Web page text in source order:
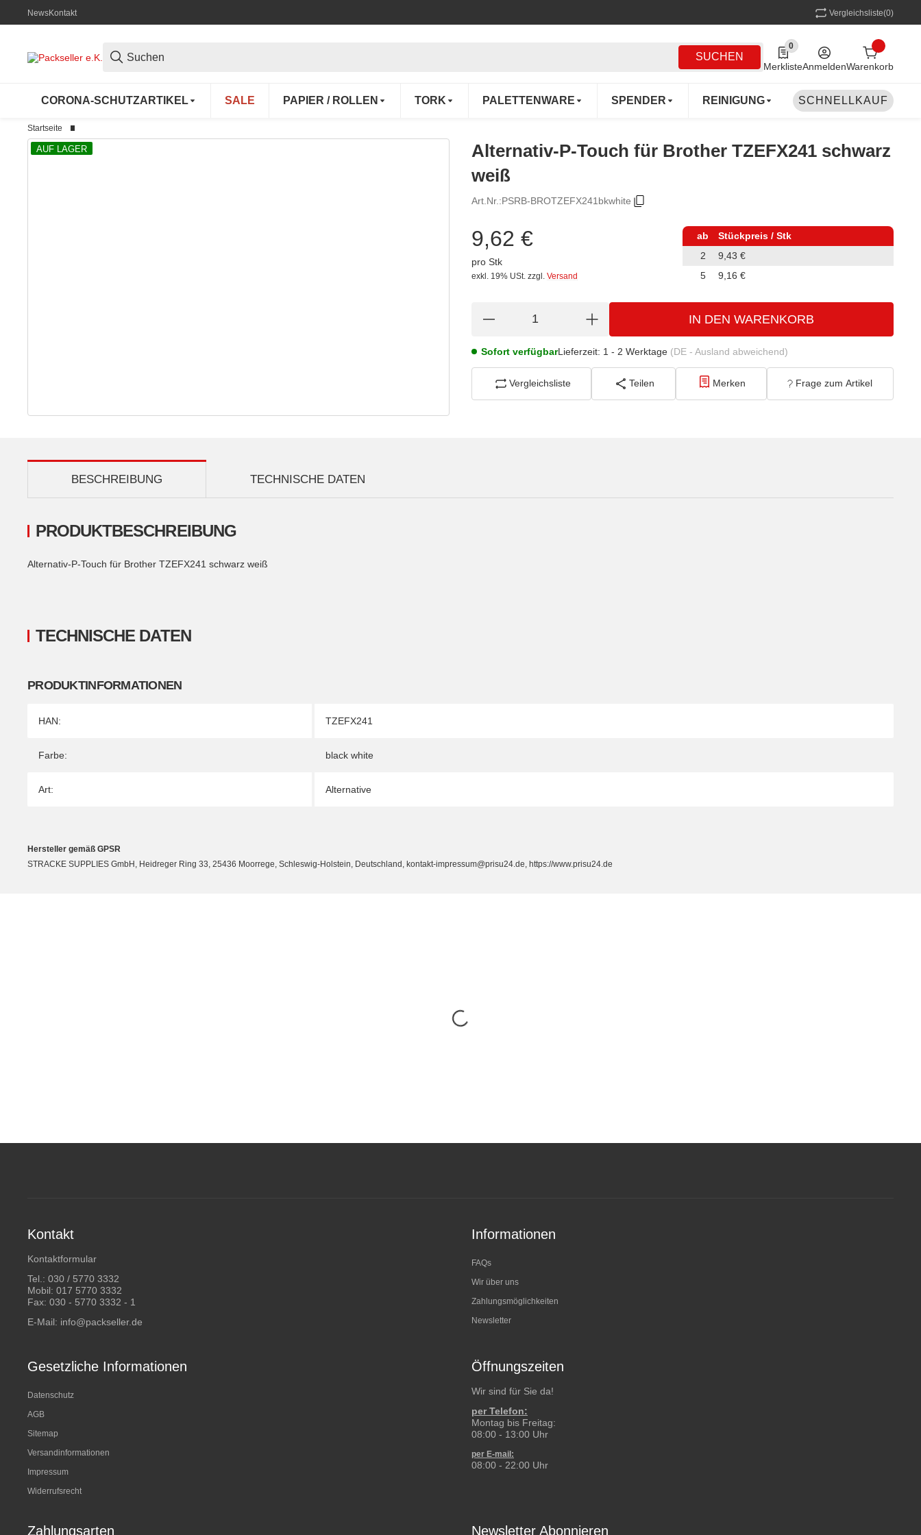
NewsKontakt Vergleichsliste(0)
SUCHEN
0
0 Produkte in der Liste
MerklisteAnmeldenWarenkorb
CORONA-SCHUTZARTIKEL SALE PAPIER / ROLLEN TORK PALETTENWARE SPENDER REINIGUNG MEHRWEG
SCHNELLKAUF
Startseite
AUF LAGER
Alternativ-P-Touch für Brother TZEFX241 schwarz
weiß
Art.Nr.:PSRB-BROTZEFX241bkwhite
9,62 €
pro Stk
exkl. 19% USt. zzgl. Versand
ab
Stückpreis / Stk
2
9,43 €
5
9,16 €
IN DEN WARENKORB
Sofort verfügbarLieferzeit: 1 - 2 Werktage (DE - Ausland abweichend)
Vergleichsliste Teilen Merken Frage zum Artikel
TECHNISCHE DATEN
BESCHREIBUNG
TECHNISCHE DATEN
PRODUKTINFORMATIONEN
Produkteigenschaft
Wert
HAN: TZEFX241
Farbe: black white
Art: Alternative
PRODUKTBESCHREIBUNG
Alternativ-P-Touch für Brother TZEFX241 schwarz weiß
Hersteller gemäß GPSR
STRACKE SUPPLIES GmbH, Heidreger Ring 33, 25436 Moorrege, Schleswig-Holstein, Deutschland, kontakt-impressum@prisu24.de, https://www.prisu24.de
Kontakt
Kontaktformular
Tel.: 030 / 5770 3332
Mobil: 017 5770 3332
Fax: 030 - 5770 3332 - 1
E-Mail: info@packseller.de
Informationen
FAQs
Wir über uns
Zahlungsmöglichkeiten
Newsletter
Gesetzliche Informationen
Datenschutz
AGB
Sitemap
Versandinformationen
Impressum
Widerrufsrecht
Öffnungszeiten
Wir sind für Sie da!
per Telefon:
Montag bis Freitag:
08:00 - 13:00 Uhr
per E-mail:
08:00 - 22:00 Uhr
Zahlungsarten Newsletter Abonnieren